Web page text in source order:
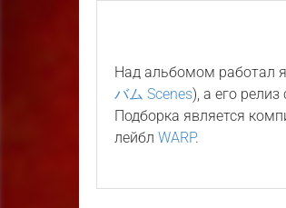
Над альбомом работал
バム Scenes), а его
Подборка является
лейблWARP.